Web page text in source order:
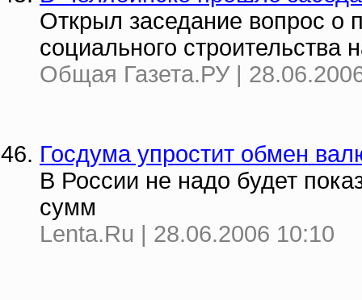
Открыл заседание вопрос о
социального строительства
Общая Газета.РУ |
Госдума упростит обмен
В России не надо будет
сумм
Lenta.Ru | 28.06.2006 10:10